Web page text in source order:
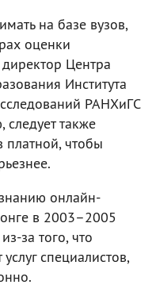
на базе вузов,
оценки
Центра
Института
РАНХиГС
также
платной, чтобы
онлайн-
в 2003–2005
за того, что
специалистов,